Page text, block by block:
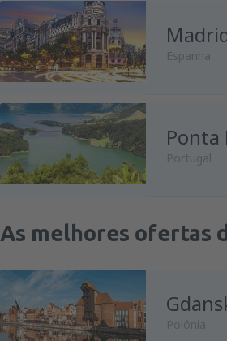
Espanha
Portugal
As melhores ofertas
Polônia